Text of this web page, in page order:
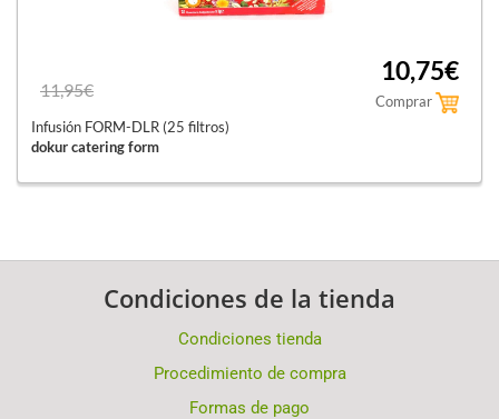
11,95€
10,75€
Comprar
Infusión FORM-DLR (25 filtros)
dokur catering form
Condiciones de la tienda
Condiciones tienda
Procedimiento de compra
Formas de pago